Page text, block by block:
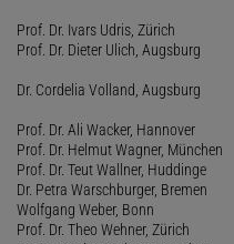
Prof. Dr. Ivars Udris, Zürich
Prof. Dr. Dieter Ulich, Augsburg
Dr. Cordelia Volland, Augsburg
Prof. Dr. Ali Wacker, Hannover
Prof. Dr. Helmut Wagner, München
Prof. Dr. Teut Wallner, Huddinge
Dr. Petra Warschburger, Bremen
Wolfgang Weber, Bonn
Prof. Dr. Theo Wehner, Zürich